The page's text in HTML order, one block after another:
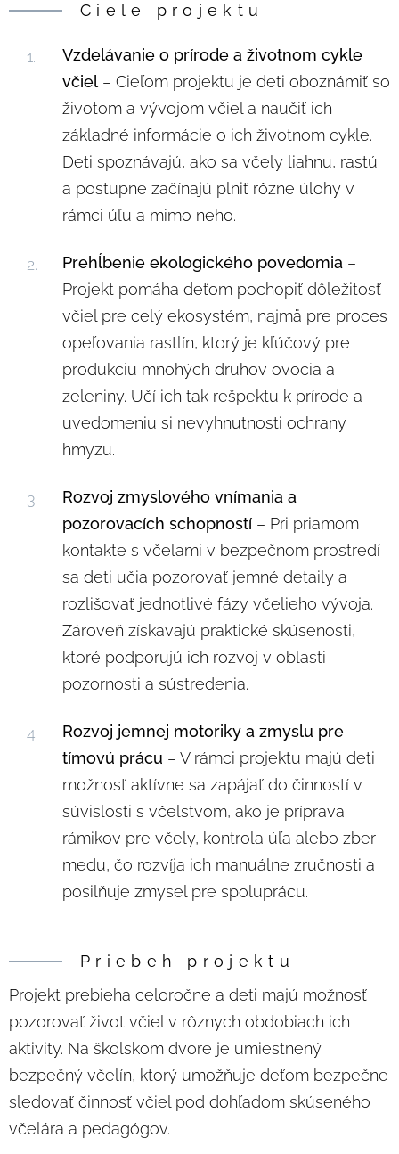
Ciele projektu
Vzdelávanie o prírode a životnom cykle
včiel – Cieľom projektu je deti oboznámiť so
životom a vývojom včiel a naučiť ich
základné informácie o ich životnom cykle.
Deti spoznávajú, ako sa včely liahnu, rastú
a postupne začínajú plniť rôzne úlohy v
rámci úľu a mimo neho.
Prehĺbenie ekologického povedomia –
Projekt pomáha deťom pochopiť dôležitosť
včiel pre celý ekosystém, najmä pre proces
opeľovania rastlín, ktorý je kľúčový pre
produkciu mnohých druhov ovocia a
zeleniny. Učí ich tak rešpektu k prírode a
uvedomeniu si nevyhnutnosti ochrany
hmyzu.
Rozvoj zmyslového vnímania a
pozorovacích schopností – Pri priamom
kontakte s včelami v bezpečnom prostredí
sa deti učia pozorovať jemné detaily a
rozlišovať jednotlivé fázy včelieho vývoja.
Zároveň získavajú praktické skúsenosti,
ktoré podporujú ich rozvoj v oblasti
pozornosti a sústredenia.
Rozvoj jemnej motoriky a zmyslu pre
tímovú prácu – V rámci projektu majú deti
možnosť aktívne sa zapájať do činností v
súvislosti s včelstvom, ako je príprava
rámikov pre včely, kontrola úľa alebo zber
medu, čo rozvíja ich manuálne zručnosti a
posilňuje zmysel pre spoluprácu.
Priebeh projektu
Projekt prebieha celoročne a deti majú možnosť
pozorovať život včiel v rôznych obdobiach ich
aktivity. Na školskom dvore je umiestnený
bezpečný včelín, ktorý umožňuje deťom bezpečne
sledovať činnosť včiel pod dohľadom skúseného
včelára a pedagógov.